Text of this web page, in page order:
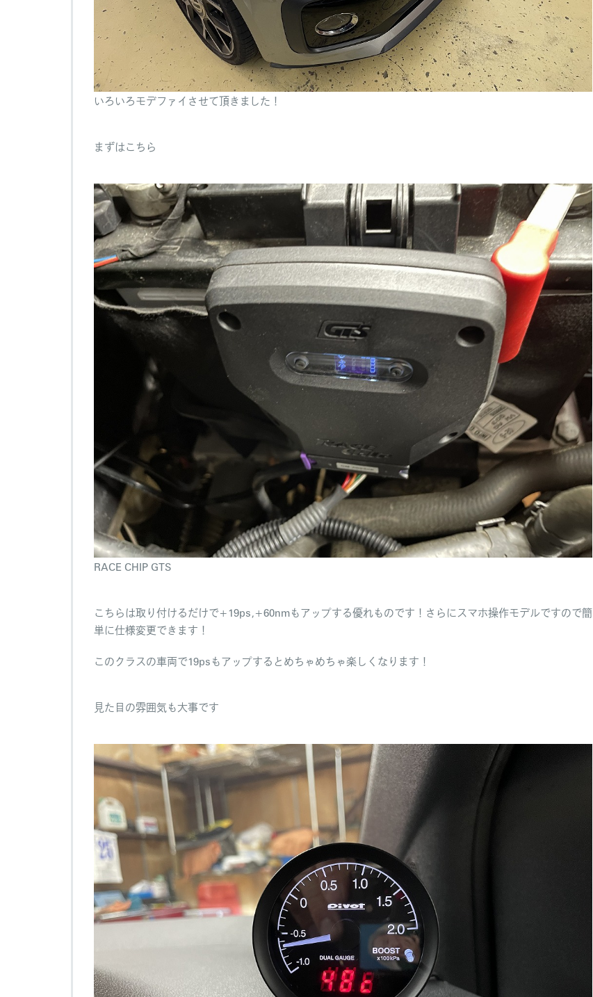
いろいろモデファイさせて頂きました！
まずはこちら
RACE CHIP GTS
こちらは取り付けるだけで+19ps,+60nmもアップする優れものです！さらにスマホ操作モデルですので簡
単に仕様変更できます！
このクラスの車両で19psもアップするとめちゃめちゃ楽しくなります！
見た目の雰囲気も大事です